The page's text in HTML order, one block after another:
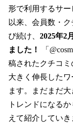
形で利用するサー
以来、会員数・
び続け、 2025年2
ました！
「
稿されたクチコ
大きく伸長した
ます。まだまだ
トレンドになる
えて紹介してい